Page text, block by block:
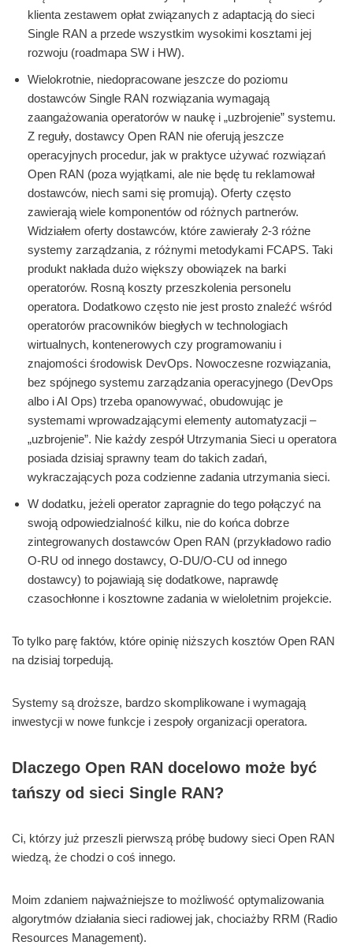
klienta zestawem opłat związanych z adaptacją do sieci
Single RAN a przede wszystkim wysokimi kosztami jej
rozwoju (roadmapa SW i HW).
Wielokrotnie, niedopracowane jeszcze do poziomu
dostawców Single RAN rozwiązania wymagają
zaangażowania operatorów w naukę i „uzbrojenie” systemu.
Z reguły, dostawcy Open RAN nie oferują jeszcze
operacyjnych procedur, jak w praktyce używać rozwiązań
Open RAN (poza wyjątkami, ale nie będę tu reklamował
dostawców, niech sami się promują). Oferty często
zawierają wiele komponentów od różnych partnerów.
Widziałem oferty dostawców, które zawierały 2-3 różne
systemy zarządzania, z różnymi metodykami FCAPS. Taki
produkt nakłada dużo większy obowiązek na barki
operatorów. Rosną koszty przeszkolenia personelu
operatora. Dodatkowo często nie jest prosto znaleźć wśród
operatorów pracowników biegłych w technologiach
wirtualnych, kontenerowych czy programowaniu i
znajomości środowisk DevOps. Nowoczesne rozwiązania,
bez spójnego systemu zarządzania operacyjnego (DevOps
albo i AI Ops) trzeba opanowywać, obudowując je
systemami wprowadzającymi elementy automatyzacji –
„uzbrojenie”. Nie każdy zespół Utrzymania Sieci u operatora
posiada dzisiaj sprawny team do takich zadań,
wykraczających poza codzienne zadania utrzymania sieci.
W dodatku, jeżeli operator zapragnie do tego połączyć na
swoją odpowiedzialność kilku, nie do końca dobrze
zintegrowanych dostawców Open RAN (przykładowo radio
O-RU od innego dostawcy, O-DU/O-CU od innego
dostawcy) to pojawiają się dodatkowe, naprawdę
czasochłonne i kosztowne zadania w wieloletnim projekcie.
To tylko parę faktów, które opinię niższych kosztów Open RAN
na dzisiaj torpedują.
Systemy są droższe, bardzo skomplikowane i wymagają
inwestycji w nowe funkcje i zespoły organizacji operatora.
Dlaczego Open RAN docelowo może być
tańszy od sieci Single RAN?
Ci, którzy już przeszli pierwszą próbę budowy sieci Open RAN
wiedzą, że chodzi o coś innego.
Moim zdaniem najważniejsze to możliwość optymalizowania
algorytmów działania sieci radiowej jak, chociażby RRM (Radio
Resources Management).